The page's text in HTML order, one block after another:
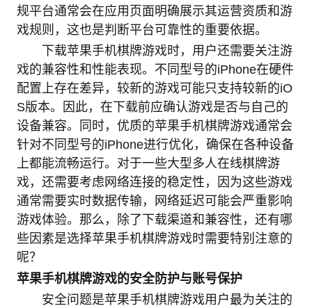
规平台通常会在应用页面明确展示其运营资质和游
戏规则，这也是判断平台可靠性的重要依据。
下载苹果手机棋牌游戏时，用户还需要关注游
戏的兼容性和性能表现。不同型号的iPhone在硬件
配置上存在差异，较新的游戏可能只支持较新的iO
S版本。因此，在下载前应确认游戏是否与自己的
设备兼容。同时，优质的苹果手机棋牌游戏通常会
针对不同型号的iPhone进行优化，确保在各种设备
上都能流畅运行。对于一些大型多人在线棋牌游
戏，还需要考虑网络连接的稳定性，因为这些游戏
通常需要实时数据传输，网络延迟可能会严重影响
游戏体验。那么，除了下载渠道和兼容性，还有哪
些因素是选择苹果手机棋牌游戏时需要特别注意的
呢？
苹果手机棋牌游戏的安全防护与账号保护
安全问题是苹果手机棋牌游戏用户最为关注的